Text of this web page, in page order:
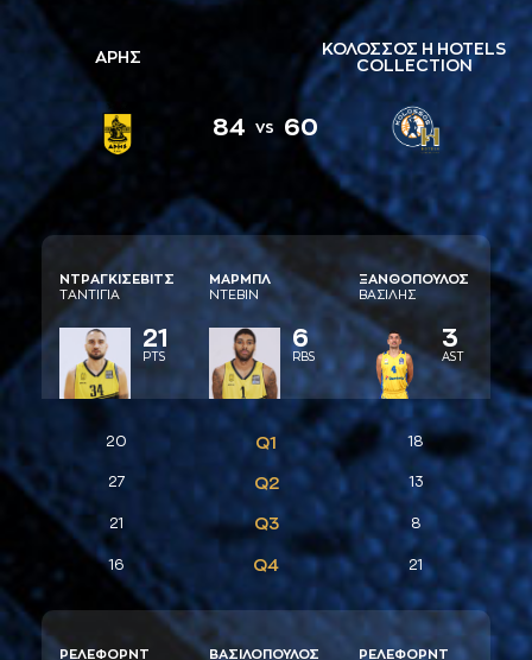
ΑΡΗΣ
84 vs 60
ΚΟΛΟΣΣΟΣ H HOTELS
COLLECTION
ΝΤΡAΓΚΙΣΕΒΙΤΣ
ΤAΝΤΙΓΙA
21
PTS
ΜAΡΜΠΛ
ΝΤΕΒΙΝ
6
RBS
ΞAΝΘΟΠΟΥΛΟΣ
ΒAΣΙΛΗΣ
3
AST
20 Q1 18
27 Q2 13
21 Q3 8
16 Q4 21
ΡΕΛΕΦΟΡΝΤ ΒAΣΙΛΟΠΟΥΛΟΣ ΡΕΛΕΦΟΡΝΤ